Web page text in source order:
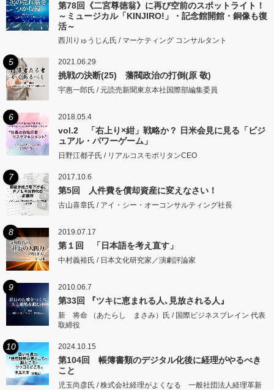
第78回《二宮尊徳翁》に再び空前のスポットライト！
～ミュージカル「KINJIRO!」・記念館開館・銅像も復
活～
西川りゅうじん氏 / マーケティング コンサルタント
5 2021.06.29
挑戦の決断(25) 藩閥政治の打倒(原 敬)
宇惠一郎氏 / 元読売新聞東京本社国際部編集委員
6 2018.05.4
vol.2 「右上り×紺」戦略か？ 日米会見に見る「ビジ
ュアル・パワーゲーム」
日野江都子氏 / リアルコスモポリタンCEO
7 2017.10.6
第5回 人件費を償却資産に変えなさい！
古山喜章氏 / アイ・シー・オーコンサルティング社長
8 2019.07.17
第１回 「日本語を考え直す」
中村義裕氏 / 日本文化研究家／演劇評論家
9 2010.06.7
第33回 『ツキに恵まれる人､見放される人』
新 将命 （あたらし まさみ）氏 / 国際ビジネスブレイン 代表
取締役
10 2024.10.15
第104回 帳簿書類のデジタル化後に経理がやるべき
こと
児玉尚彦氏 / 株式会社経理がよくなる 一般社団法人経理革新